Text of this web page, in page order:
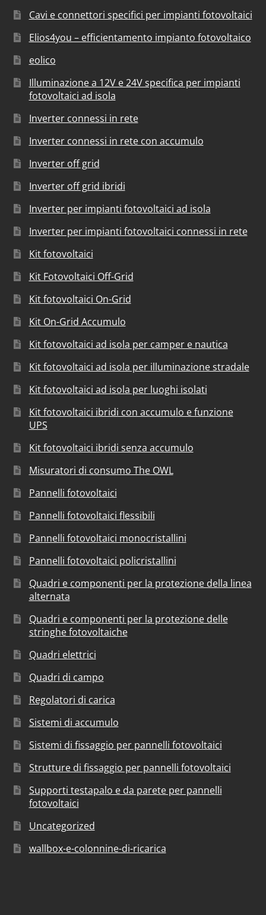
Cavi e connettori specifici per impianti fotovoltaici
Elios4you – efficientamento impianto fotovoltaico
eolico
Illuminazione a 12V e 24V specifica per impianti
fotovoltaici ad isola
Inverter connessi in rete
Inverter connessi in rete con accumulo
Inverter off grid
Inverter off grid ibridi
Inverter per impianti fotovoltaici ad isola
Inverter per impianti fotovoltaici connessi in rete
Kit fotovoltaici
Kit Fotovoltaici Off-Grid
Kit fotovoltaici On-Grid
Kit On-Grid Accumulo
Kit fotovoltaici ad isola per camper e nautica
Kit fotovoltaici ad isola per illuminazione stradale
Kit fotovoltaici ad isola per luoghi isolati
Kit fotovoltaici ibridi con accumulo e funzione
UPS
Kit fotovoltaici ibridi senza accumulo
Misuratori di consumo The OWL
Pannelli fotovoltaici
Pannelli fotovoltaici flessibili
Pannelli fotovoltaici monocristallini
Pannelli fotovoltaici policristallini
Quadri e componenti per la protezione della linea
alternata
Quadri e componenti per la protezione delle
stringhe fotovoltaiche
Quadri elettrici
Quadri di campo
Regolatori di carica
Sistemi di accumulo
Sistemi di fissaggio per pannelli fotovoltaici
Strutture di fissaggio per pannelli fotovoltaici
Supporti testapalo e da parete per pannelli
fotovoltaici
Uncategorized
wallbox-e-colonnine-di-ricarica